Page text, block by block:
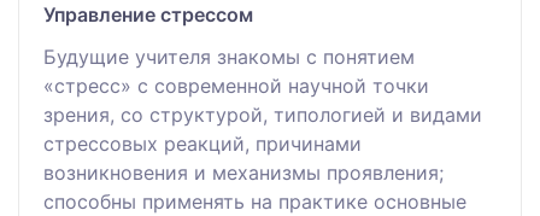
Управление стрессом
Будущие учителя знакомы с понятием
«стресс» с современной научной точки
зрения, со структурой, типологией и видами
стрессовых реакций, причинами
возникновения и механизмы проявления;
способны применять на практике основные